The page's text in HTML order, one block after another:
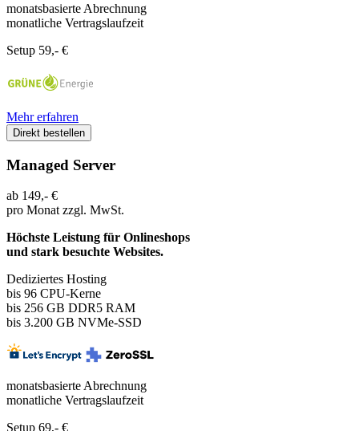
monatsbasierte Abrechnung
monatliche Vertragslaufzeit
Setup 59,- €
Mehr erfahren
Direkt bestellen
Managed Server
ab 149,- €
pro Monat zzgl. MwSt.
Höchste Leistung für Onlineshops
und stark besuchte Websites.
Dediziertes Hosting
bis 96 CPU-Kerne
bis 256 GB DDR5 RAM
bis 3.200 GB NVMe-SSD
monatsbasierte Abrechnung
monatliche Vertragslaufzeit
Setup 69,- €